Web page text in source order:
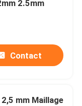
2.5mm
Contact
mm Maillage